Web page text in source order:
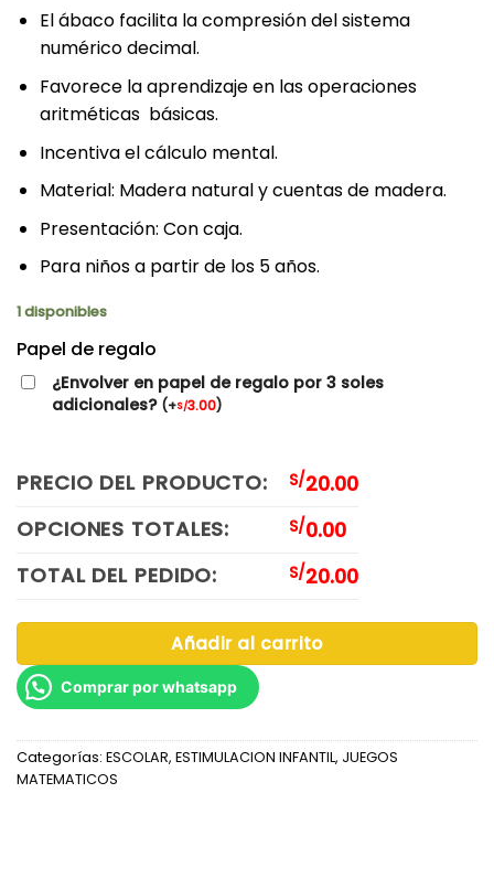
El ábaco facilita la compresión del sistema
numérico decimal.
Favorece la aprendizaje en las operaciones
aritméticas básicas.
Incentiva el cálculo mental.
Material: Madera natural y cuentas de madera.
Presentación: Con caja.
Para niños a partir de los 5 años.
1 disponibles
Papel de regalo
¿Envolver en papel de regalo por 3 soles
adicionales? (+S/3.00)
PRECIO DEL PRODUCTO: S/20.00
OPCIONES TOTALES:
S/0.00
TOTAL DEL PEDIDO:
S/20.00
Añadir al carrito
Comprar por whatsapp
Categorías: ESCOLAR, ESTIMULACION INFANTIL, JUEGOS
MATEMATICOS